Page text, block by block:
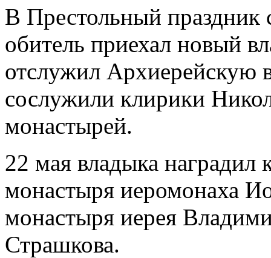
В Престольный праздник
обитель приехал новый
отслужил
сослужили клирики
монастырей.
22 мая владыка наградил
монастыря иеромонаха
монастыря иерея
Страшкова.